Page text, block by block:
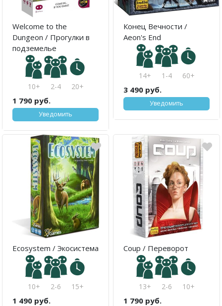
Welcome to the
Dungeon / Прогулки в
подземелье
10+ 2-4 20+
1 790 руб.
Уведомить
Конец Вечности /
Aeon's End
14+ 1-4 60+
3 490 руб.
Уведомить
Ecosystem / Экосистема
10+ 2-6 15+
1 490 руб.
Coup / Переворот
13+ 2-6 10+
1 790 руб.